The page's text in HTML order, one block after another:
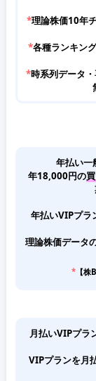
*理論株価10年
*各種ランキン
*時系列データ
年払い一
年18,000円の
年払いVIPプラ
理論株価データ
* 【株
月払いVIPプラ
VIPプランを月